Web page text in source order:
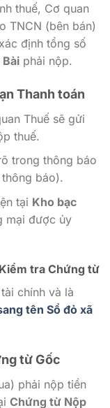
thuế, Cơ quan
TNCN (bên bán)
định tổng số
phải nộp.
Thanh toán
Thuế sẽ gửi
thuế.
trong thông báo
báo).
tại Kho bạc
mại được ủy
tra Chứng từ
chính và là
tên Sổ đỏ xã
từ Gốc
phải nộp tiền
Chứng từ Nộp